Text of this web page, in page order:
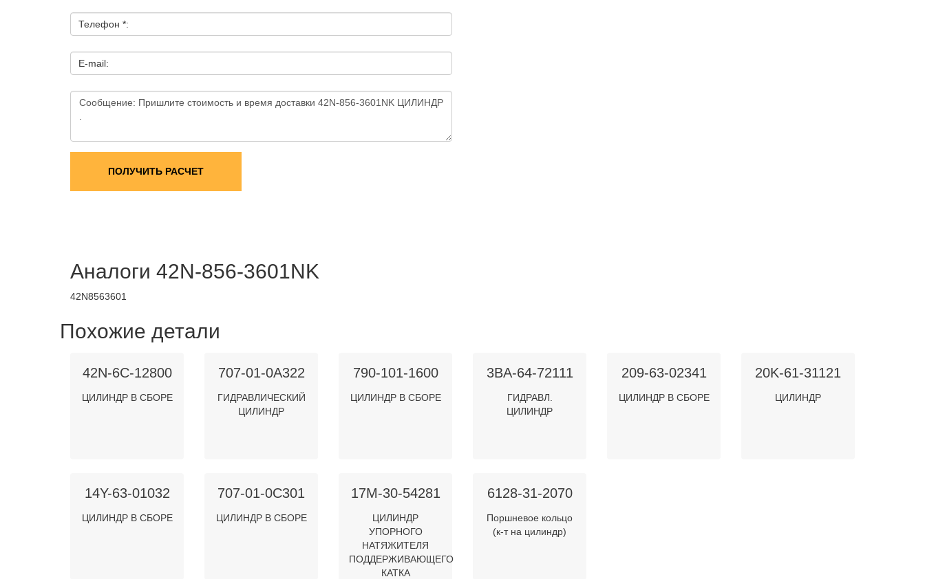
Телефон *:
E-mail:
ПОЛУЧИТЬ РАСЧЕТ
Аналоги 42N-856-3601NK
42N8563601
Похожие детали
42N-6C-12800
ЦИЛИНДР В СБОРЕ
707-01-0A322
ГИДРАВЛИЧЕСКИЙ
ЦИЛИНДР
790-101-1600
ЦИЛИНДР В СБОРЕ
3BA-64-72111
ГИДРАВЛ.
ЦИЛИНДР
209-63-02341
ЦИЛИНДР В СБОРЕ
20K-61-31121
ЦИЛИНДР
14Y-63-01032
ЦИЛИНДР В СБОРЕ
707-01-0C301
ЦИЛИНДР В СБОРЕ
17M-30-54281
ЦИЛИНДР
УПОРНОГО
НАТЯЖИТЕЛЯ
ПОДДЕРЖИВАЮЩЕГО
КАТКА
6128-31-2070
Поршневое кольцо
(к-т на цилиндр)